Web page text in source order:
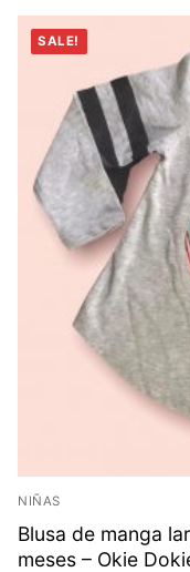
SALE!
NIÑAS
Blusa de manga
meses – Okie